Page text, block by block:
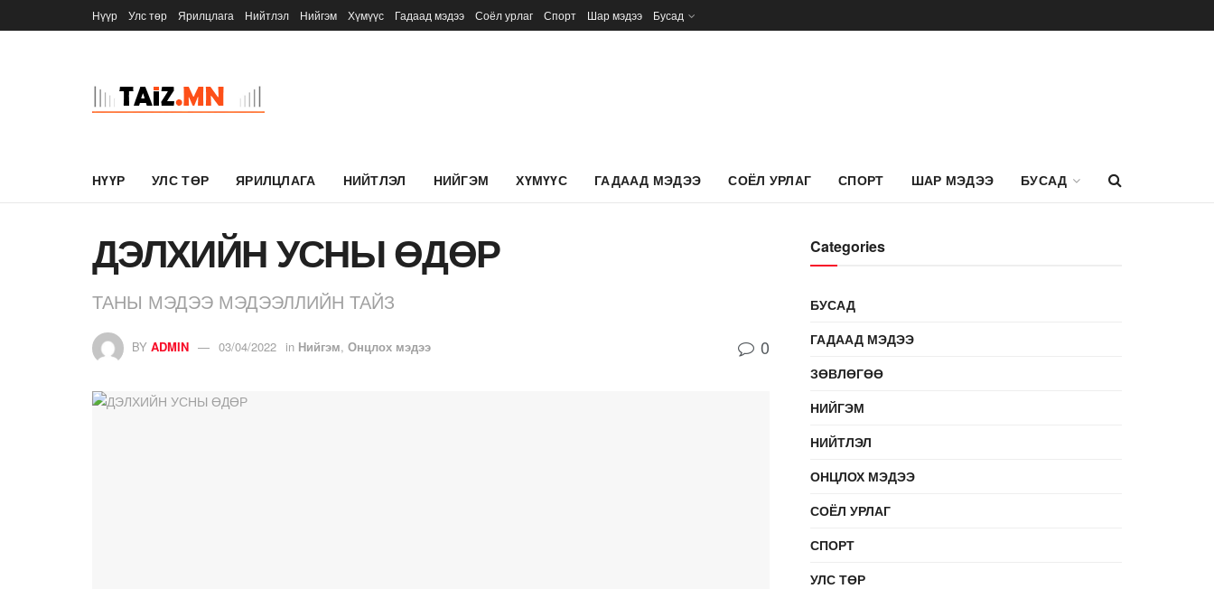
Нүүр Улс төр Ярилцлага Нийтлэл Нийгэм Хүмүүс Гадаад мэдээ Соёл урлаг Спорт Шар мэдээ Бусад
НҮҮР УЛС ТӨР ЯРИЛЦЛАГА НИЙТЛЭЛ НИЙГЭМ ХҮМҮҮС ГАДААД МЭДЭЭ СОЁЛ УРЛАГ СПОРТ ШАР МЭДЭЭ БУСАД
ДЭЛХИЙН УСНЫ ӨДӨР
ТАНЫ МЭДЭЭ МЭДЭЭЛЛИЙН ТАЙЗ
BY ADMIN 03/04/2022 in Нийгэм, Онцлох мэдээ 0
Categories
БУСАД
ГАДААД МЭДЭЭ
ЗӨВЛӨГӨӨ
НИЙГЭМ
НИЙТЛЭЛ
ОНЦЛОХ МЭДЭЭ
СОЁЛ УРЛАГ
СПОРТ
УЛС ТӨР